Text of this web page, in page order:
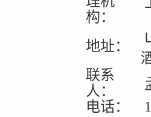
构：
地址：
联系
人：
电话：